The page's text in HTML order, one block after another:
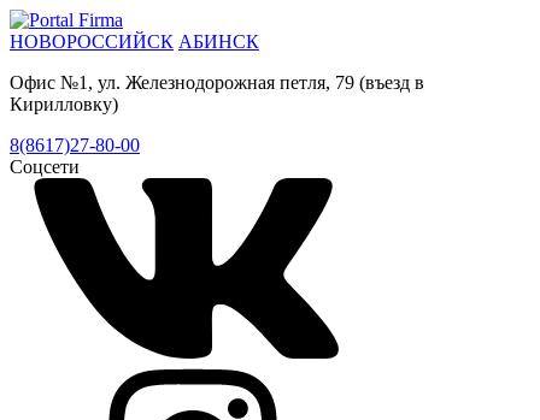
НОВОРОССИЙСК АБИНСК
Офис №1, ул. Железнодорожная петля, 79 (въезд в
Кирилловку)
8(8617)27-80-00
Соцсети